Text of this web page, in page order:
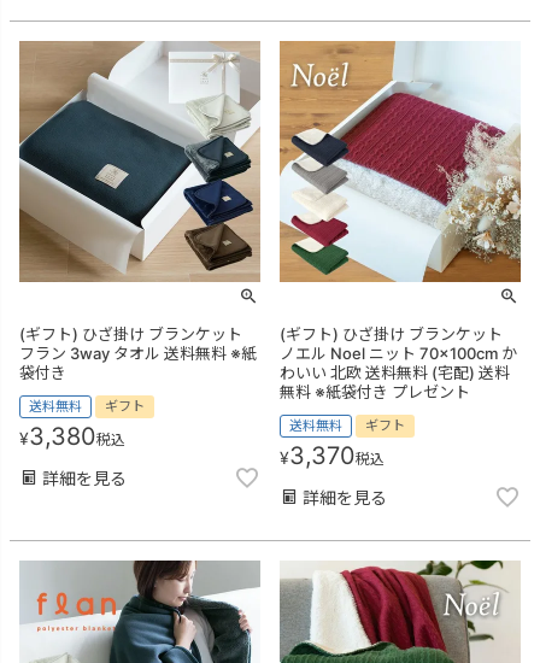
(ギフト) ひざ掛け ブランケット
フラン 3way タオル 送料無料 ※紙
袋付き
送料無料 ギフト
¥3,380税込
詳細を見る
(ギフト) ひざ掛け ブランケット
ノエル Noel ニット 70×100cm か
わいい 北欧 送料無料 (宅配) 送料
無料 ※紙袋付き プレゼント
送料無料 ギフト
¥3,370税込
詳細を見る